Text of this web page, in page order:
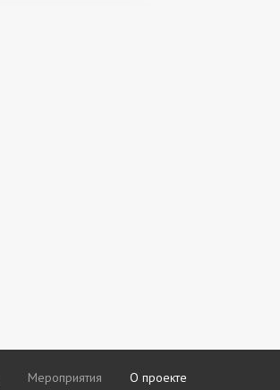
Мероприятия О проекте